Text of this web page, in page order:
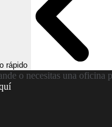
rápido
o necesitas una oficina